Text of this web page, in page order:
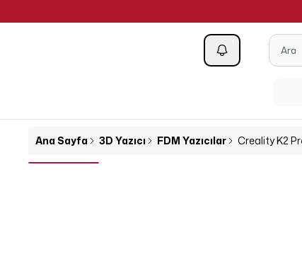
Ana Sayfa 3D Yazıcı FDM Yazıcılar Creality K2